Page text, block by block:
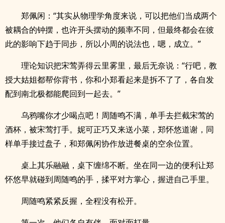
郑佩闲：“其实从物理学角度来说，可以把他们当成两个
被耦合的钟摆，也许开头摆动的频率不同，但最终都会在彼
此的影响下趋于同步，所以小周的说法也，嗯，成立。”
理论知识把宋莺弄得云里雾里，最后无奈说：“行吧，教
授大姑姐都帮你背书，你和小郑看起来是拆不了了，各自发
配到南北极都能爬回到一起去。”
乌鸦嘴你才少喝点吧！周随鸣不满，单手去拦截宋莺的
酒杯，被宋莺打手。妮可正巧又来送小菜，郑怀悠道谢，同
样单手接过盘子，和郑佩闲协作放进餐桌的空余位置。
桌上其乐融融，桌下缠绵不断。坐在同一边的便利让郑
怀悠早就碰到周随鸣的手，揉平对方掌心，握进自己手里。
周随鸣紧紧反握，全程没有松开。